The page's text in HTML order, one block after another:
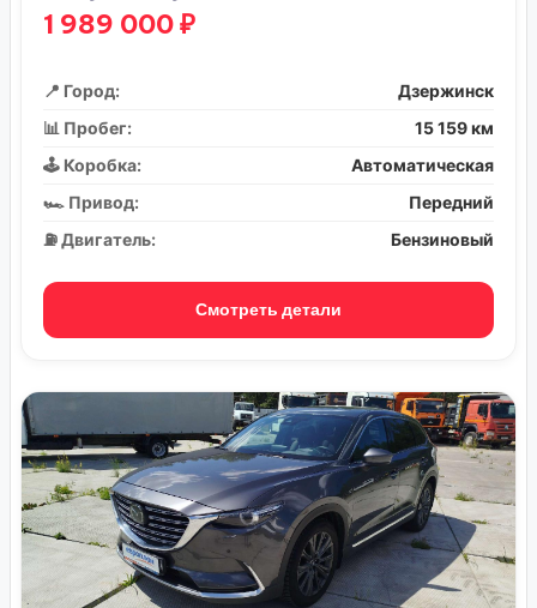
1 989 000 ₽
📍 Город:
Дзержинск
📊 Пробег:
15 159 км
🕹️ Коробка:
Автоматическая
🏎️ Привод:
Передний
⛽ Двигатель:
Бензиновый
Смотреть детали